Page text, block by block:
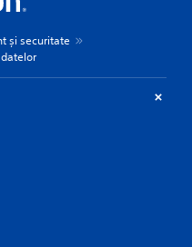
și securitate